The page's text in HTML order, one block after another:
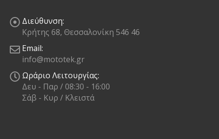
Διεύθυνση:
Κρήτης 68, Θεσσαλονίκη 546 46
Email:
info@mototek.gr
Ωράριο Λειτουργίας:
Δευ - Παρ / 08:30 - 16:00
Σάβ - Κυρ / Κλειστά